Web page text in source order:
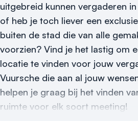
Vraag locatie aan
Locatiegids
uitgebreid kunnen vergaderen
of heb je toch liever een
buiten de stad die van alle
voorzien? Vind je het lastig om
locatie te vinden voor jouw
Vuursche die aan al jouw
helpen je graag bij het vinden
ruimte voor elk soort meeting!